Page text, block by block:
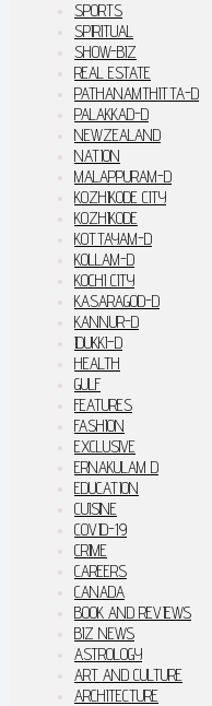
SPORTS
SPIRITUAL
SHOW-BIZ
REAL ESTATE
PATHANAMTHITTA-D
PALAKKAD-D
NEWZEALAND
NATION
MALAPPURAM-D
KOZHIKODE CITY
KOZHIKODE
KOTTAYAM-D
KOLLAM-D
KOCHI CITY
KASARAGOD-D
KANNUR-D
IDUKKI–D
HEALTH
GULF
FEATURES
FASHION
EXCLUSIVE
ERNAKULAM D
EDUCATION
CUISINE
COVID-19
CRIME
CAREERS
CANADA
BOOK AND REVIEWS
BIZ NEWS
ASTROLOGY
ART AND CULTURE
ARCHITECTURE